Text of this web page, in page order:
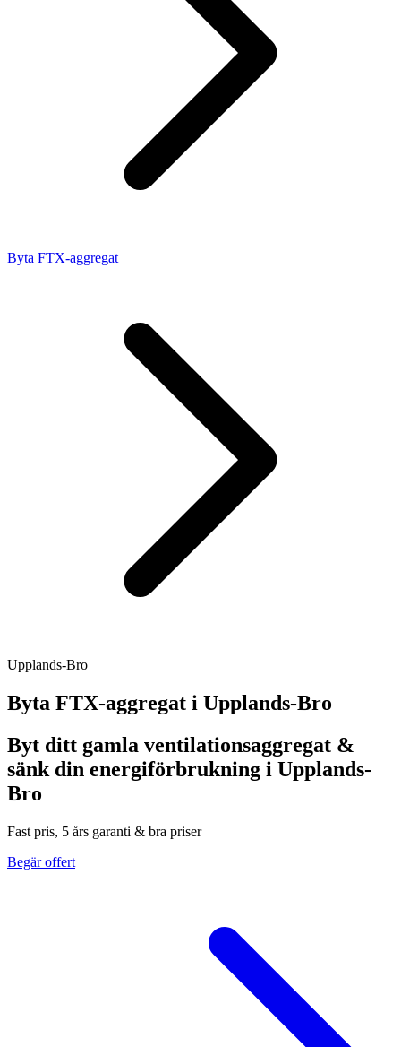
Byta FTX-aggregat
Upplands-Bro
Byta FTX-aggregat i Upplands-Bro
Byt ditt gamla ventilationsaggregat &
sänk din energiförbrukning i Upplands-
Bro
Fast pris, 5 års garanti & bra priser
Begär offert